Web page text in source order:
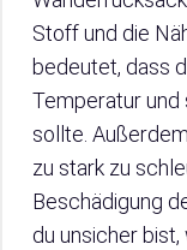
Stoff und die
bedeutet, dass
Temperatur und
sollte.
zu stark zu
Beschädigung
du unsicher